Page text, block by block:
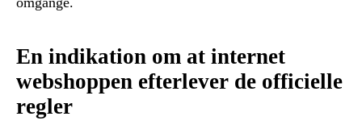
En indikation om at internet
webshoppen efterlever de officielle
regler